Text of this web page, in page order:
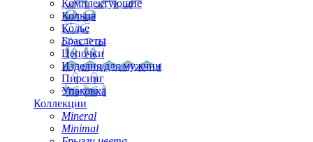
Комплектующие
Кольца
Колье
Браслеты
Цепочки
Изделия для мужчин
Пирсинг
Упаковка
Коллекции
Mineral
Minimal